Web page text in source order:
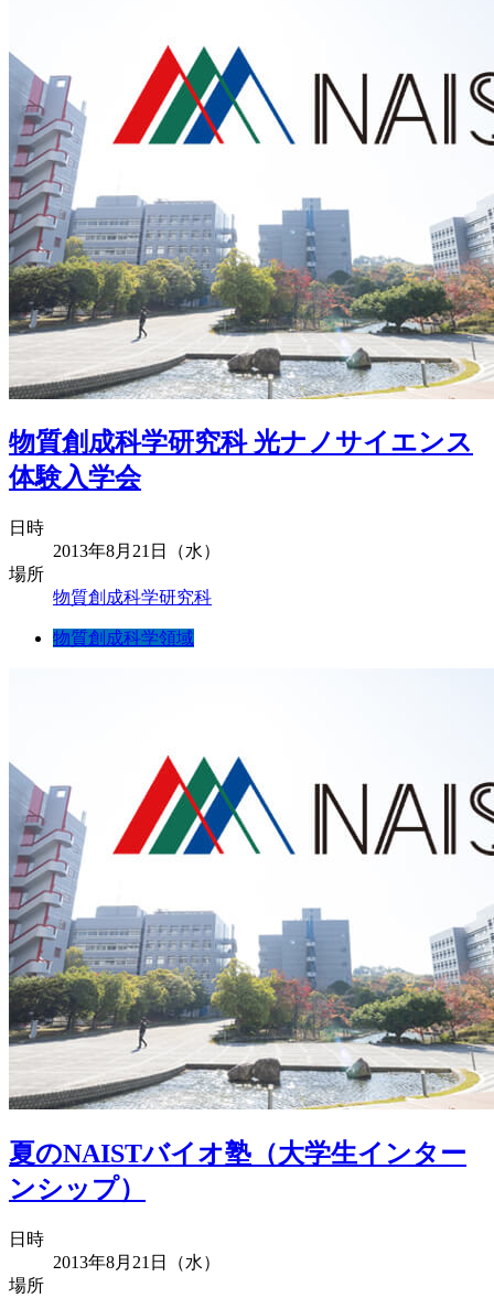
物質創成科学研究科 光ナノサイエンス
体験入学会
日時
2013年8月21日（水）
場所
物質創成科学研究科
物質創成科学領域
夏のNAISTバイオ塾（大学生インター
ンシップ）
日時
2013年8月21日（水）
場所